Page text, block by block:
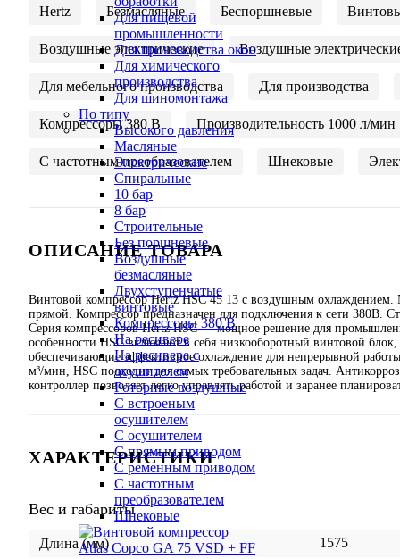
Для пищевой
промышленности
Для производства окон
Для химического
производства
Для шиномонтажа
По типу
Высокого давления
Масляные
Электрические
Спиральные
10 бар
8 бар
Cтроительные
Без поршневые
Воздушные
безмасляные
Двухступенчатые
винтовые
Компрессоры 380 В
На ресивере
На ресивере с
осушителем
Роторные воздушные
С встроеным
осушителем
С осушителем
С прямым приводом
С ременным приводом
С частотным
преобразователем
Шнековые
Hertz Безмасляные Беспоршневые
Воздушные электрические Воздушные
Для мебельного производства Для производства
Компрессоры 380 В Производительность 1000 л/мин
С частотным преобразователем Шнековые
ОПИСАНИЕ ТОВАРА
Винтовой компрессор Hertz HSC 45 13 с воздушным охлаждением.
прямой. Компрессор предназначен для подключения к сети 380В.
Серия компрессоров Hertz HSC — мощное решение для
особенности HSC включают в себя низкооборотный винтовой
обеспечивающие эффективное охлаждение для непрерывной
м³/мин, HSC подходит для самых требовательных задач.
контроллер позволяет легко управлять работой и заранее
ХАРАКТЕРИСТИКИ
Вес и габариты
Длина (мм)
1575